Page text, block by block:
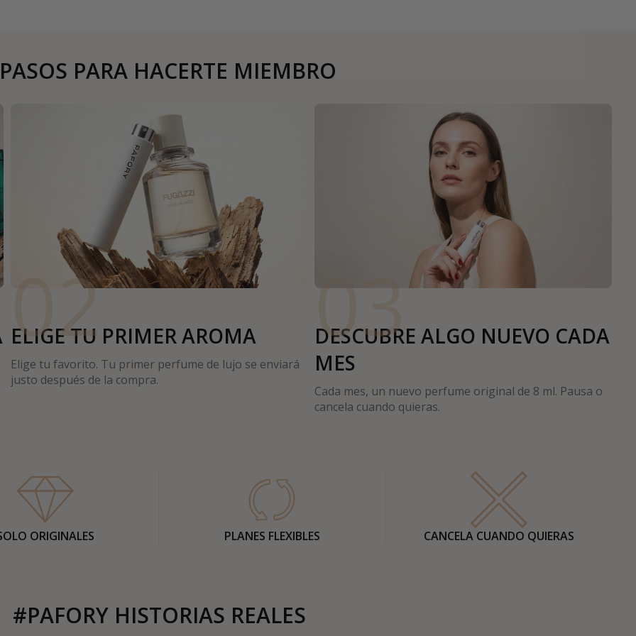
PARA HACERTE MIEMBRO
02
ELIGE TU PRIMER AROMA
Elige tu favorito. Tu primer perfume de lujo se enviará
justo después de la compra.
03
DESCUBRE ALGO NUEVO CADA
MES
Cada mes, un nuevo perfume original de 8 ml. Pausa o
cancela cuando quieras.
ORIGINALES PLANES FLEXIBLES CANCELA CUANDO QUIERAS
#PAFORY HISTORIAS REALES